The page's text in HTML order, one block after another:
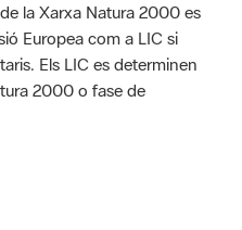
la Xarxa Natura 2000 es
Europea com a LIC si
Els LIC es determinen
2000 o fase de